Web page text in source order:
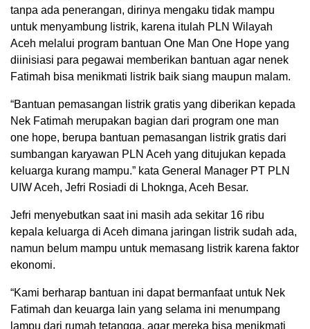
tanpa ada penerangan, dirinya mengaku tidak mampu
untuk menyambung listrik, karena itulah PLN Wilayah
Aceh melalui program bantuan One Man One Hope yang
diinisiasi para pegawai memberikan bantuan agar nenek
Fatimah bisa menikmati listrik baik siang maupun malam.
“Bantuan pemasangan listrik gratis yang diberikan kepada
Nek Fatimah merupakan bagian dari program one man
one hope, berupa bantuan pemasangan listrik gratis dari
sumbangan karyawan PLN Aceh yang ditujukan kepada
keluarga kurang mampu.” kata General Manager PT PLN
UIW Aceh, Jefri Rosiadi di Lhoknga, Aceh Besar.
Jefri menyebutkan saat ini masih ada sekitar 16 ribu
kepala keluarga di Aceh dimana jaringan listrik sudah ada,
namun belum mampu untuk memasang listrik karena faktor
ekonomi.
“Kami berharap bantuan ini dapat bermanfaat untuk Nek
Fatimah dan keuarga lain yang selama ini menumpang
lampu dari rumah tetangga, agar mereka bisa menikmati